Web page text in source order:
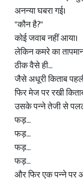
अनन्या घबरा गई।
"कौन है?"
कोई जवाब नहीं आया।
लेकिन कमरे का
ठीक वैसे ही...
जैसे अधूरी किताब
फिर मेज पर रखी
उसके पन्ने तेजी से
फड़...
फड़...
फड़...
फड़...
और फिर एक पन्ने पर